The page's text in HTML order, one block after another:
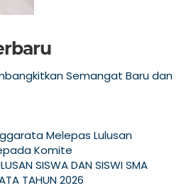
Semangat Baru dan
Melepas Lulusan
Komite
SISWA DAN SISWI SMA
TAHUN 2026